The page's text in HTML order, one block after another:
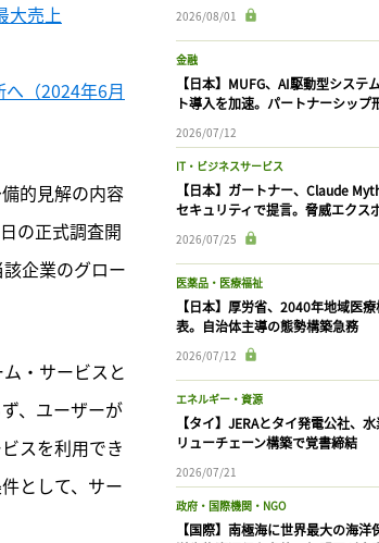
大売上
（2024年6月
的見解の内容
の正式調査開
企業のグロー
・サービスと
、ユーザーが
スを利用でき
として、サー
2026/08/01
金融
【日本】MUFG、AI駆動型システ
ト導入を加速。パートナーシップ
2026/07/12
IT・ビジネスサービス
【日本】ガートナー、Claude
セキュリティで提言。脅威エクス
2026/07/25
医薬品・医療福祉
【日本】厚労省、2040年地域医
表。自治体主導の態勢構築急務
2026/07/12
エネルギー・資源
【タイ】JERAとタイ発電公社、
リューチェーン構築で覚書締結
2026/07/21
政府・国際機関・NGO
【国際】南極海に世界最大の海